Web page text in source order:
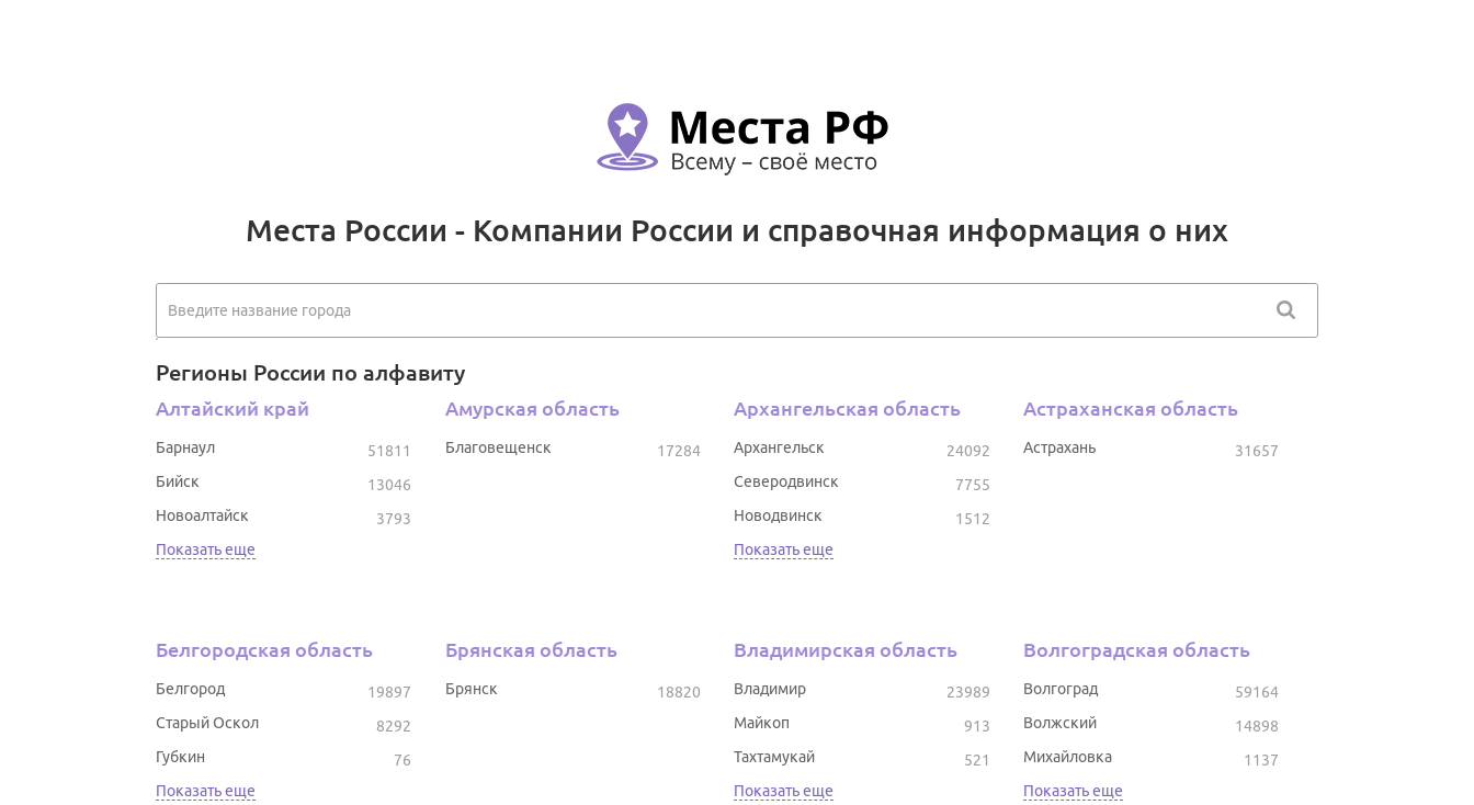
Места России - Компании России и справочная информация о них
Регионы России по алфавиту
Алтайский край
51811
Барнаул
13046
Бийск
3793
Новоалтайск
Показать еще
Амурская область
17284
Благовещенск
Архангельская область
24092
Архангельск
7755
Северодвинск
1512
Новодвинск
Показать еще
Астраханская область
31657
Астрахань
Белгородская область
19897
Белгород
8292
Старый Оскол
76
Губкин
Показать еще
Брянская область
18820
Брянск
Владимирская область
23989
Владимир
913
Майкоп
521
Тахтамукай
Показать еще
Волгоградская область
59164
Волгоград
14898
Волжский
1137
Михайловка
Показать еще